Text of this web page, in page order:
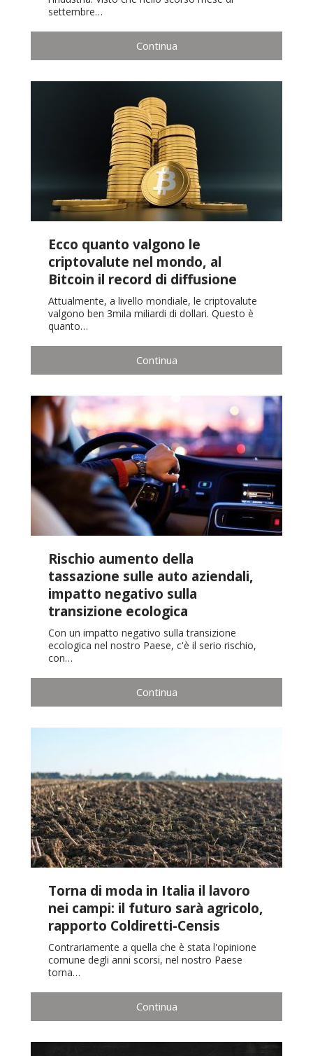
settembre…
Continua
Ecco quanto valgono le
criptovalute nel mondo, al
Bitcoin il record di diffusione
Attualmente, a livello mondiale, le criptovalute
valgono ben 3mila miliardi di dollari. Questo è
quanto…
Continua
Rischio aumento della
tassazione sulle auto aziendali,
impatto negativo sulla
transizione ecologica
Con un impatto negativo sulla transizione
ecologica nel nostro Paese, c'è il serio rischio,
con…
Continua
Torna di moda in Italia il lavoro
nei campi: il futuro sarà agricolo,
rapporto Coldiretti-Censis
Contrariamente a quella che è stata l'opinione
comune degli anni scorsi, nel nostro Paese
torna…
Continua